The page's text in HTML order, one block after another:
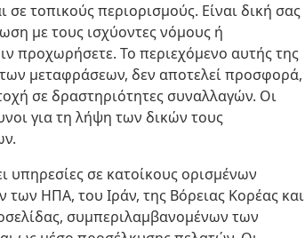
σε τοπικούς περιορισμούς. Είναι δική σας
με τους ισχύοντες νόμους ή
προχωρήσετε. Το περιεχόμενο αυτής της
μεταφράσεων, δεν αποτελεί προσφορά,
σε δραστηριότητες συναλλαγών. Οι
για τη λήψη των δικών τους
σε κατοίκους ορισμένων
ΗΠΑ, του Ιράν, της Βόρειας Κορέας και
συμπεριλαμβανομένων των